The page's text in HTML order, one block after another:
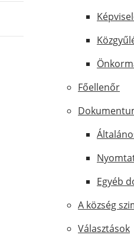
Főellenőr
Egyéb
A község
Választások